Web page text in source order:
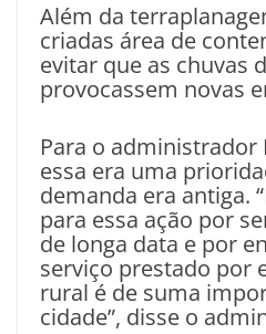
Além da
criadas área de
evitar que as chuvas
provocassem novas
Para o
essa era uma
demanda era antiga.
para essa ação por
de longa data e por
serviço prestado por
rural é de suma
cidade”, disse o